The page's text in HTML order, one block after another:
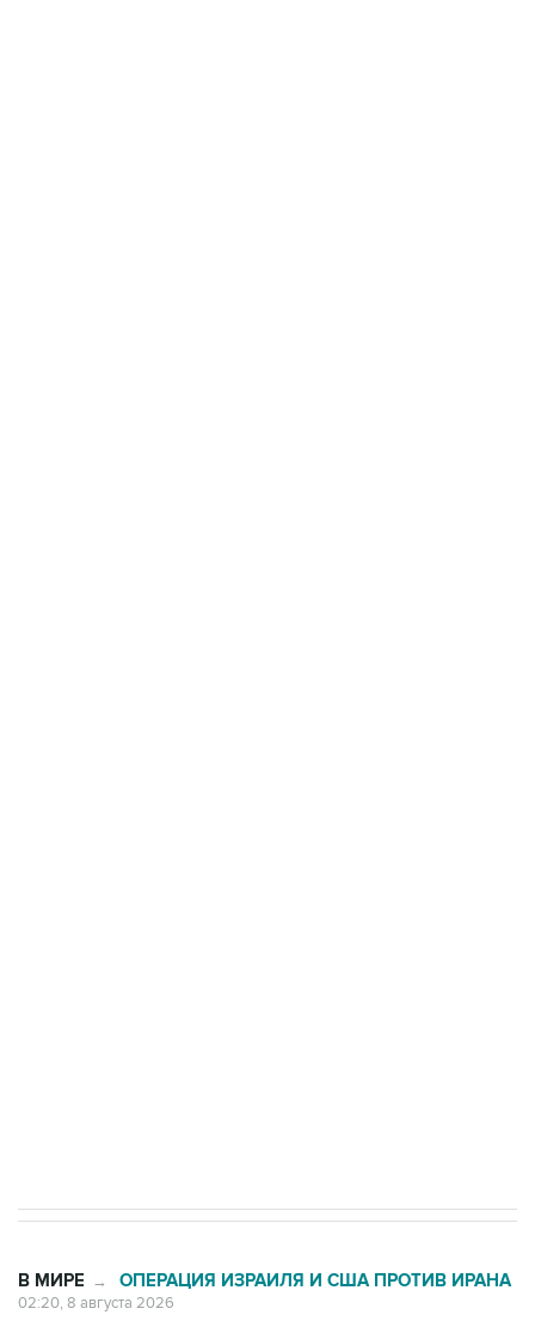
В МИРЕ → ОПЕРАЦИЯ ИЗРАИЛЯ И США ПРОТИВ ИРАНА
02:20, 8 августа 2026